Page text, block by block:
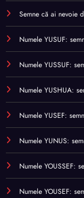
Semne că ai nevoie
Numele YUSUF:
Numele YUSSUF:
Numele YUSHUA:
Numele YUSEF:
Numele YUNUS:
Numele YOUSSEF:
Numele YOUSEF: